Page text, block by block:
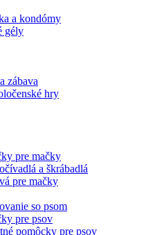
a kondómy
gély
zábava
hry
pre mačky
a škrábadlá
pre mačky
so psom
pre psov
pomôcky pre psov